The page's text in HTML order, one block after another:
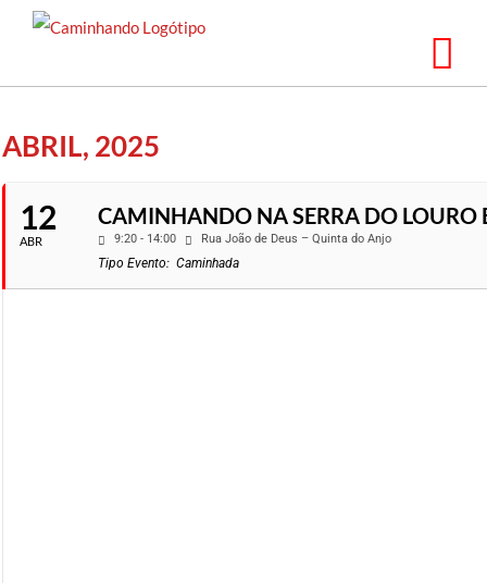
Saltar
ABRIL, 2025
12
ABR
CAMINHANDO NA SERRA DO LOURO
9:20 - 14:00 Rua João de Deus – Quinta do Anjo
Tipo Evento: Caminhada